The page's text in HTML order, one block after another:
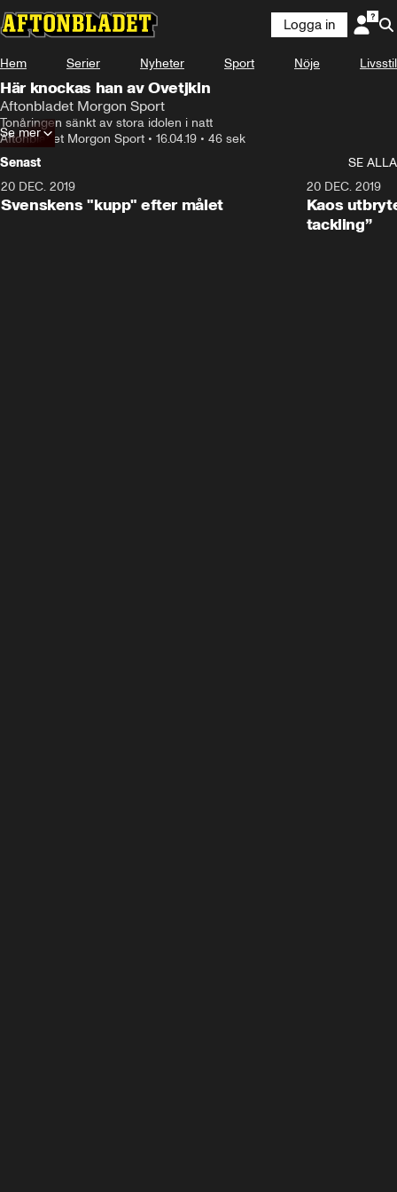
Logga in
Hem Serier Nyheter Sport Nöje Livsstil
Här knockas han av Ovetjkin
Aftonbladet Morgon Sport
Tonåringen sänkt av stora idolen i natt
Aftonbladet Morgon Sport • 16.04.19 • 46 sek
Se mer
Senast
SE ALLA
20 DEC. 2019
Svenskens "kupp" efter målet
20 DEC. 2019
Kaos
tackling”